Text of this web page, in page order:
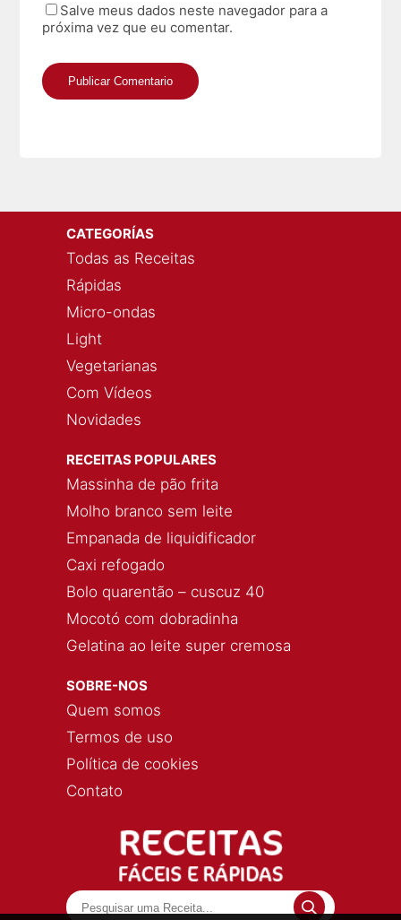
Salve meus dados neste navegador para a
próxima vez que eu comentar.
CATEGORÍAS
Todas as Receitas
Rápidas
Micro-ondas
Light
Vegetarianas
Com Vídeos
Novidades
RECEITAS POPULARES
Massinha de pão frita
Molho branco sem leite
Empanada de liquidificador
Caxi refogado
Bolo quarentão – cuscuz 40
Mocotó com dobradinha
Gelatina ao leite super cremosa
SOBRE-NOS
Quem somos
Termos de uso
Política de cookies
Contato